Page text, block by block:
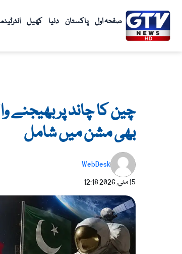
صفحہ اول پاکستان دنیا کھیل
چین کا چاند پر بھیجنے
بھی مشن میں شامل
WebDesk
15 مئی, 2026
12:18